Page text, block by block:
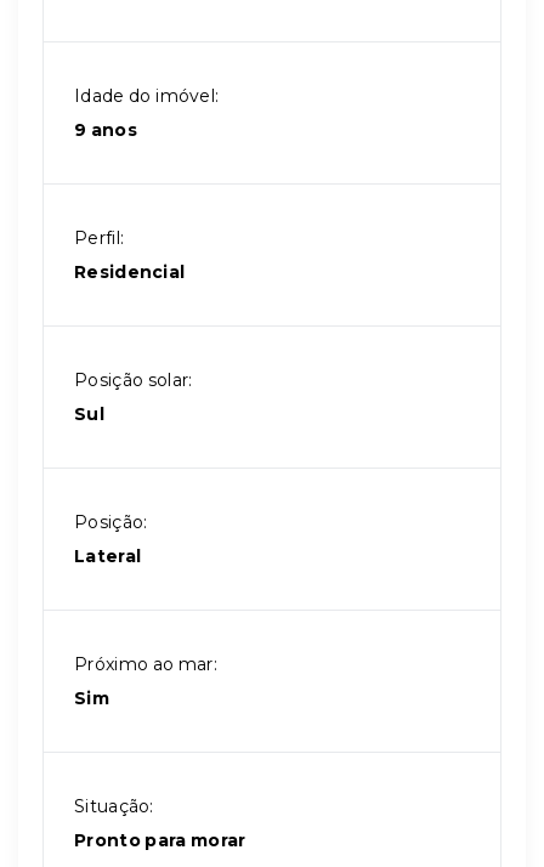
Idade do imóvel:
9 anos
Perfil:
Residencial
Posição solar:
Sul
Posição:
Lateral
Próximo ao mar:
Sim
Situação:
Pronto para morar